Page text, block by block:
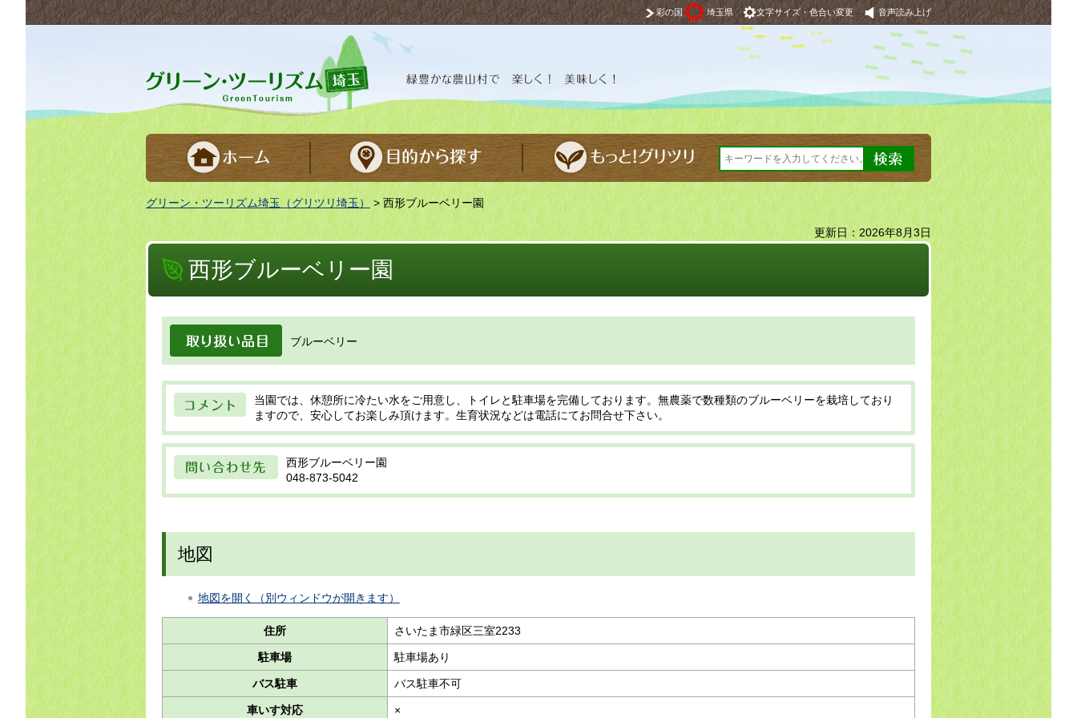
彩の国 埼玉県 文字サイズ・色合い変更 音声読み上げ
グリーンツーリズム埼玉 緑豊かな農山村で 楽しく！ 美味しく！
グリーン・ツーリズム埼玉（グリツリ埼玉） > 西形ブルーベリー園
更新日：2026年8月3日
西形ブルーベリー園
取り扱い品目 ブルーベリー
コメント
当園では、休憩所に冷たい水をご用意し、トイレと駐車場を完備しております。無農薬で数種類のブルーベリーを栽培しており
ますので、安心してお楽しみ頂けます。生育状況などは電話にてお問合せ下さい。
問い合わせ先
西形ブルーベリー園
048-873-5042
地図
地図を開く（別ウィンドウが開きます）
住所 さいたま市緑区三室2233
駐車場 駐車場あり
バス駐車 バス駐車不可
車いす対応 ×